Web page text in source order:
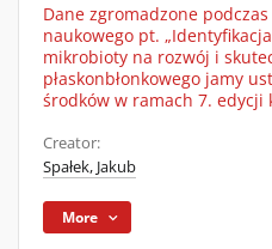
Dane zgromadzone
naukowego pt.
mikrobioty na rozwój i
płaskonbłonkowego jamy
środków w ramach 7. edycji
Creator:
Spałek, Jakub
More